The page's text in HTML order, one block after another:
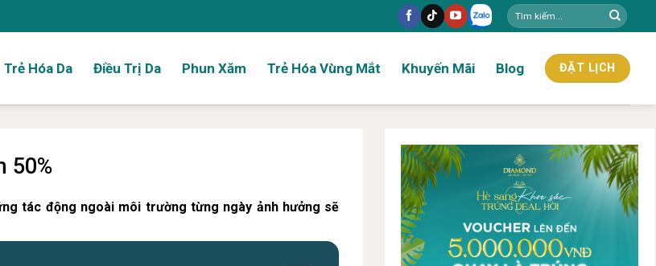
Trẻ Hóa Da Điều Trị Da Phun Xăm Trẻ Hóa Vùng Mắt Khuyến Mãi Blog ĐẶT LỊCH
50%
tác động ngoài môi trường từng ngày ảnh hưởng sẽ